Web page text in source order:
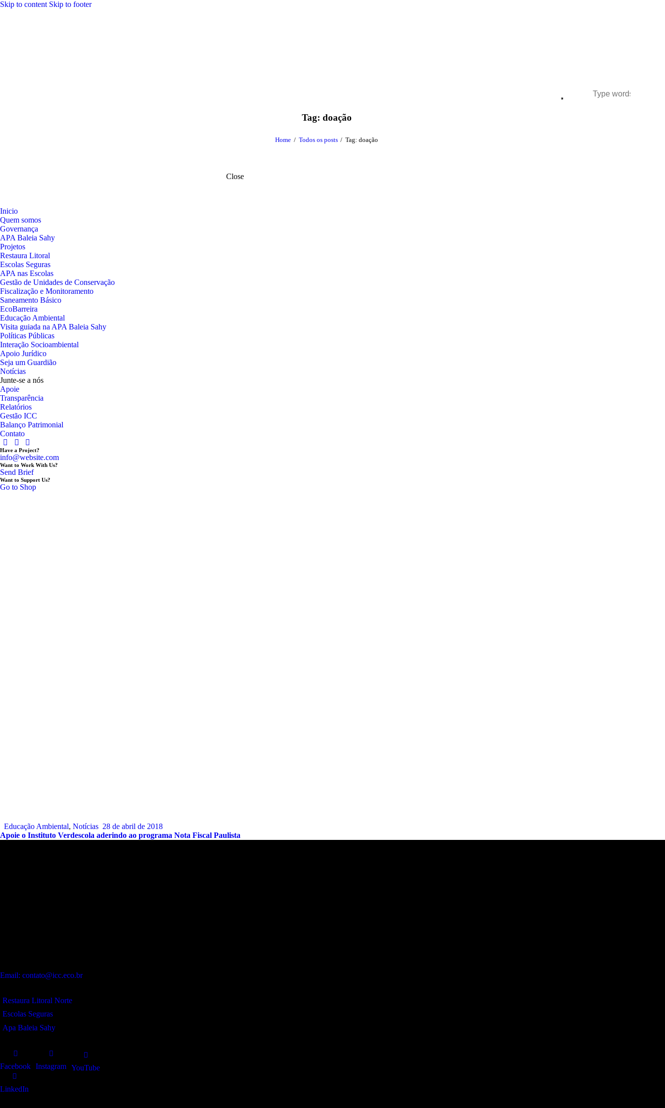
Skip to content Skip to footer
Tag: doação
Home Todos os posts Tag: doação
Close
Inicio
Quem somos
Governança
APA Baleia Sahy
Projetos
Restaura Litoral
Escolas Seguras
APA nas Escolas
Gestão de Unidades de Conservação
Fiscalização e Monitoramento
Saneamento Básico
EcoBarreira
Educação Ambiental
Visita guiada na APA Baleia Sahy
Políticas Públicas
Interação Socioambiental
Apoio Jurídico
Seja um Guardião
Notícias
Junte-se a nós
Apoie
Transparência
Relatórios
Gestão ICC
Balanço Patrimonial
Contato
Have a Project?
info@website.com
Want to Work With Us?
Send Brief
Want to Support Us?
Go to Shop
Educação Ambiental, Notícias 28 de abril de 2018
Apoie o Instituto Verdescola aderindo ao programa Nota Fiscal Paulista
Email: contato@icc.eco.br
Restaura Litoral Norte
Escolas Seguras
Apa Baleia Sahy
Facebook Instagram YouTube
LinkedIn